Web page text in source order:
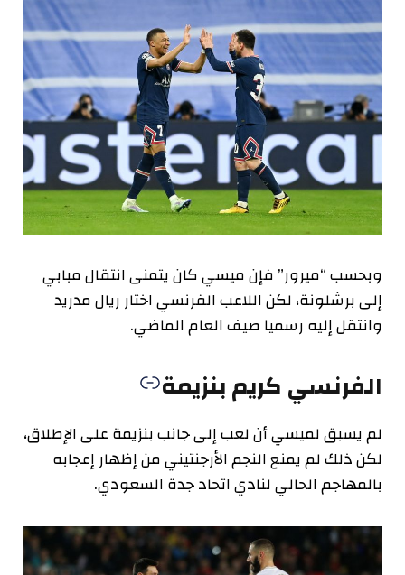
وبحسب “ميرور” فإن ميسي كان يتمنى انتقال مبابي
إلى برشلونة، لكن اللاعب الفرنسي اختار ريال مدريد
وانتقل إليه رسميا صيف العام الماضي.
الفرنسي كريم بنزيمة
لم يسبق لميسي أن لعب إلى جانب بنزيمة على الإطلاق،
لكن ذلك لم يمنع النجم الأرجنتيني من إظهار إعجابه
بالمهاجم الحالي لنادي اتحاد جدة السعودي.